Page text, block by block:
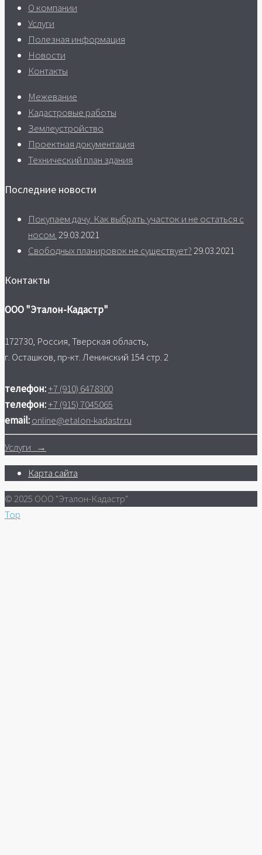
О компании
Услуги
Полезная информация
Новости
Контакты
Межевание
Кадастровые работы
Землеустройство
Проектная документация
Технический план здания
Последние новости
Покупаем дачу. Как выбрать участок и не остаться с
носом.29.03.2021
Свободных планировок не существует?29.03.2021
Контакты
ООО "Эталон-Кадастр"
172730, Россия, Тверская область,
г. Осташков, пр-кт. Ленинский 154 стр. 2
телефон:+7 (910) 6478300
телефон:+7 (915) 7045065
email:online@etalon-kadastr.ru
Услуги →
Карта сайта
© 2025 ООО "Эталон-Кадастр"
Top